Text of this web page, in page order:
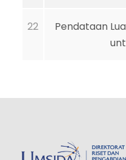
22
Pendataan